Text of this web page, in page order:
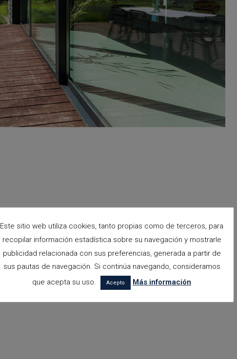
Este sitio web utiliza cookies, tanto propias como de terceros, para
recopilar información estadística sobre su navegación y mostrarle
publicidad relacionada con sus preferencias, generada a partir de
sus pautas de navegación. Si continúa navegando, consideramos
que acepta su uso.
Acepto Más información